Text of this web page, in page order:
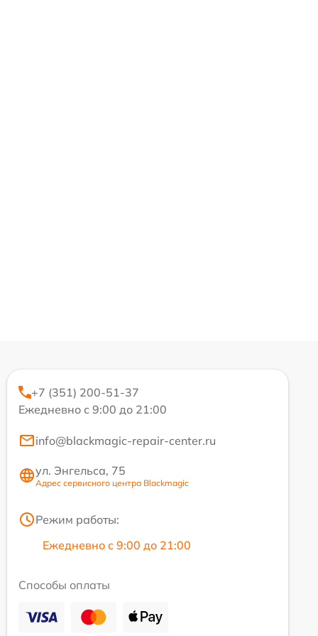
+7 (351) 200-51-37
Ежедневно с 9:00 до 21:00
info@blackmagic-repair-center.ru
ул. Энгельса, 75
Адрес сервисного центра Blackmagic
Режим работы:
Ежедневно с 9:00 до 21:00
Способы оплаты